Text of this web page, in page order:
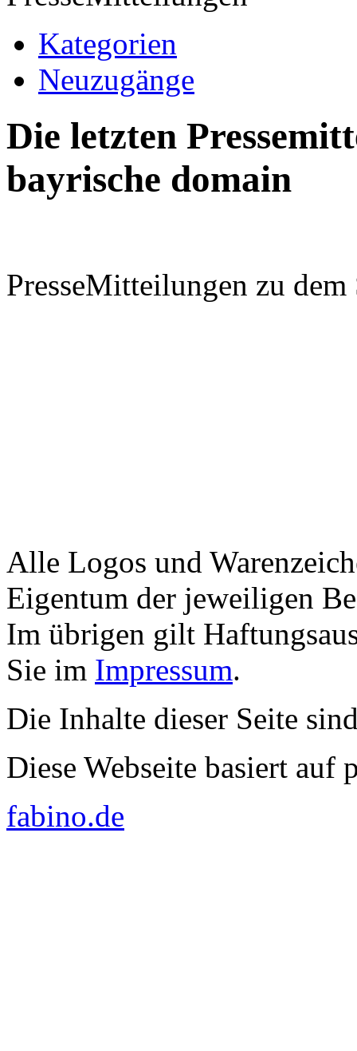
Kategorien
Neuzugänge
Die letzten
bayrische domain
PresseMitteilungen zu
Alle Logos und
Eigentum der jeweiligen
Im übrigen gilt
Sie im Impressum.
Die Inhalte dieser Seite
Diese Webseite basiert auf
fabino.de